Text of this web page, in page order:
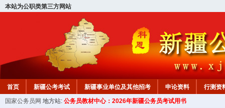
本站为公职类第三方网站
首页 新疆公考考试 新疆事业单位及其他招考 申论资料 行测资
新疆公务员行测试题 在线咨询 教材中心
国家公务员网 地方站: 公务员教材中心：2026年新疆公务员考试用书